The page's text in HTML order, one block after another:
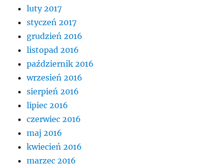
luty 2017
styczeń 2017
grudzień 2016
listopad 2016
październik 2016
wrzesień 2016
sierpień 2016
lipiec 2016
czerwiec 2016
maj 2016
kwiecień 2016
marzec 2016